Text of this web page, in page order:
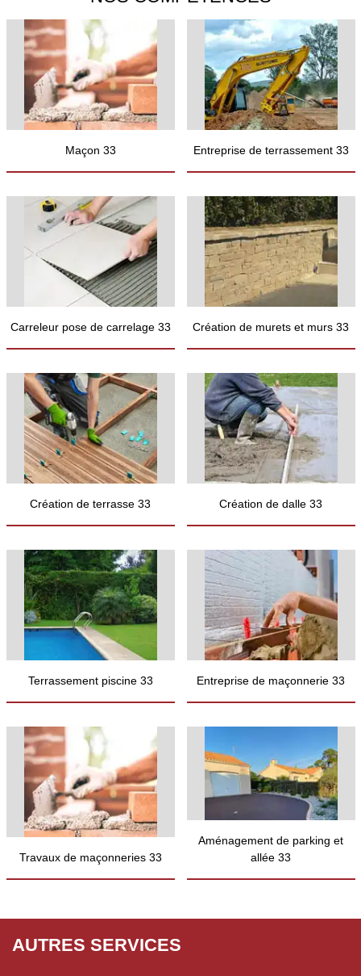
Maçon 33 Entreprise de terrassement 33
Carreleur pose de carrelage 33 Création de murets et murs 33
Création de terrasse 33 Création de dalle 33
Terrassement piscine 33 Entreprise de maçonnerie 33
Travaux de maçonneries 33
Aménagement de parking et
allée 33
AUTRES SERVICES